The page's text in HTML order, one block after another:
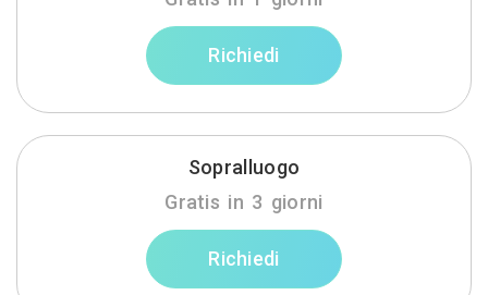
Richiedi
Sopralluogo
Gratis in 3 giorni
Richiedi